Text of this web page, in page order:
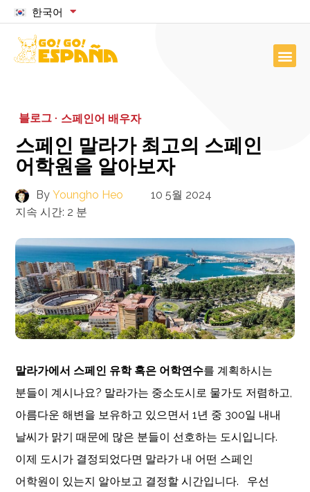
한국어
블로그 · 스페인어 배우자
스페인 말라가 최고의 스페인
어학원을 알아보자
By Youngho Heo
10 5월 2024
지속 시간: 2 분
말라가에서 스페인 유학 혹은 어학연수를 계획하시는
분들이 계시나요? 말라가는 중소도시로 물가도 저렴하고,
아름다운 해변을 보유하고 있으면서 1년 중 300일 내내
날씨가 맑기 때문에 많은 분들이 선호하는 도시입니다.
이제 도시가 결정되었다면 말라가 내 어떤 스페인
어학원이 있는지 알아보고 결정할 시간입니다. 우선